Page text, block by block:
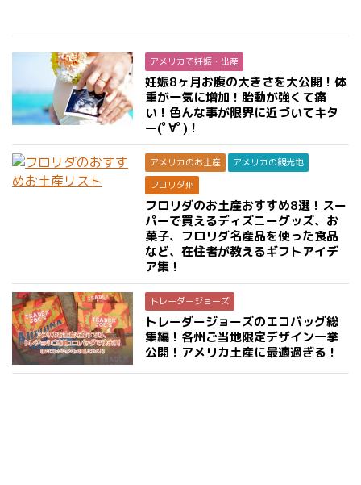
アメリカで妊娠・出産
妊娠8ヶ月お腹の大きさを大公開！体
重が一気に増加！胎動が強くて痛
い！色んな事が限界に近づいてキタ
ー(ﾟ∀ﾟ)！
アメリカのお土産
アメリカの観光地
フロリダ州
フロリダのお土産おすすめ8選！スー
パーで買えるディズニーグッズ、お
菓子、フロリダ名産品を使った食品
など、在住者が教えるギフトアイデ
ア集！
トレーダージョーズ
トレーダージョーズのエコバッグ総
集編！各州ご当地限定デザイン一挙
公開！アメリカ土産に最適過ぎる！